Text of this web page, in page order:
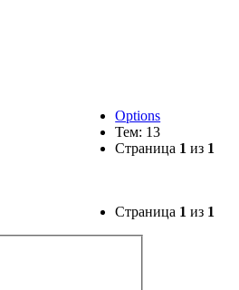
Options
Тем: 13
Страница 1 из 1
Страница 1 из 1